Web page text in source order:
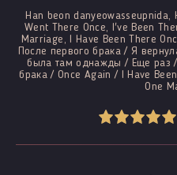
Han beon danyeowasseupnida,
Went There Once, I've Been
Marriage, I Have Been There
После первого брака / Я
была там однажды / Еще раз /
брака / Once Again / I Have
One